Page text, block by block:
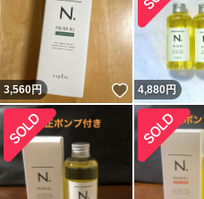
3,560円 いいね！
4,880円